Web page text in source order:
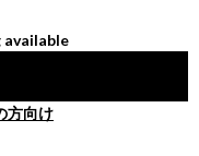
方向け